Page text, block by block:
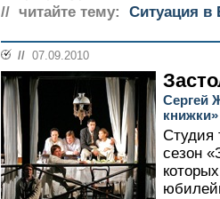
// читайте тему: Ситуация в
// 07.09.2010
Сергей
Студия
сезон